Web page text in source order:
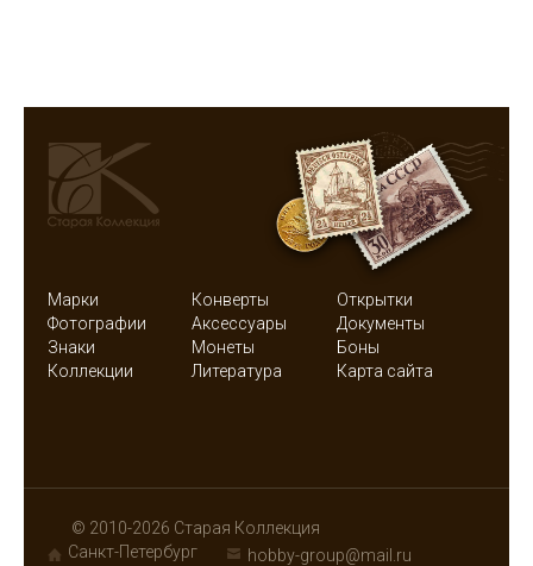
Марки Конверты
Открытки
Фотографии
Аксессуары
Документы
Знаки
Монеты
Боны
Коллекции
Литература Карта сайта
© 2010-2026 Старая Коллекция
Санкт-Петербург
hobby-group@mail.ru